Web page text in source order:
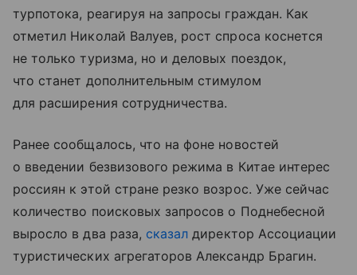
турпотока, реагируя на запросы граждан. Как
отметил Николай Валуев, рост спроса коснется
не только туризма, но и деловых поездок,
что станет дополнительным стимулом
для расширения сотрудничества.
Ранее сообщалось, что на фоне новостей
о введении безвизового режима в Китае интерес
россиян к этой стране резко возрос. Уже сейчас
количество поисковых запросов о Поднебесной
выросло в два раза, сказал директор Ассоциации
туристических агрегаторов Александр Брагин.